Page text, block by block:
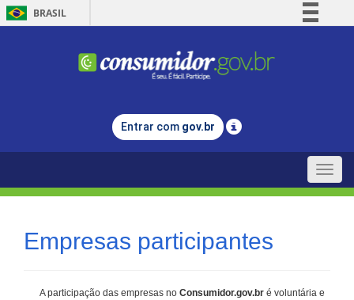
BRASIL
Comunica BR
Legislação
Entrar com gov.br
Toggle
Empresas participantes
A participação das empresas no Consumidor.gov.br é voluntária e